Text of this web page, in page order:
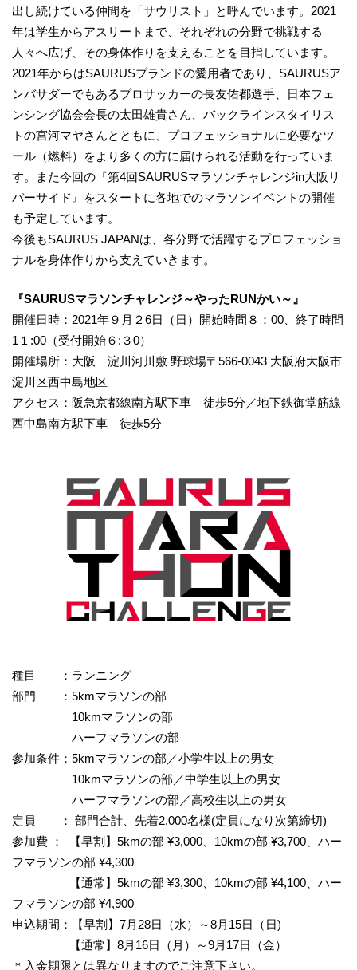
出し続けている仲間を「サウリスト」と呼んでいます。2021
年は学生からアスリートまで、それぞれの分野で挑戦する
人々へ広げ、その身体作りを支えることを目指しています。
2021年からはSAURUSブランドの愛用者であり、SAURUSア
ンバサダーでもあるプロサッカーの長友佑都選手、日本フェ
ンシング協会会長の太田雄貴さん、バックラインスタイリス
トの宮河マヤさんとともに、プロフェッショナルに必要なツ
ール（燃料）をより多くの方に届けられる活動を行っていま
す。また今回の『第4回SAURUSマラソンチャレンジin大阪リ
バーサイド』をスタートに各地でのマラソンイベントの開催
も予定しています。
今後もSAURUS JAPANは、各分野で活躍するプロフェッショ
ナルを身体作りから支えていきます。
『SAURUSマラソンチャレンジ～やったRUNかい～』
開催日時：2021年９月２6日（日）開始時間８：00、終了時間
1１:00（受付開始６:３0）
開催場所：大阪 淀川河川敷 野球場〒566-0043 大阪府大阪市
淀川区西中島地区
アクセス：阪急京都線南方駅下車 徒歩5分／地下鉄御堂筋線
西中島南方駅下車 徒歩5分
種目 ：ランニング
部門 ：5kmマラソンの部
10kmマラソンの部
ハーフマラソンの部
参加条件：5kmマラソンの部／小学生以上の男女
10kmマラソンの部／中学生以上の男女
ハーフマラソンの部／高校生以上の男女
定員 ： 部門合計、先着2,000名様(定員になり次第締切)
参加費 ： 【早割】5kmの部 ¥3,000、10kmの部 ¥3,700、ハー
フマラソンの部 ¥4,300
【通常】5kmの部 ¥3,300、10kmの部 ¥4,100、ハー
フマラソンの部 ¥4,900
申込期間：【早割】7月28日（水）～8月15日（日)
【通常】8月16日（月）～9月17日（金）
＊入金期限とは異なりますのでご注意下さい。